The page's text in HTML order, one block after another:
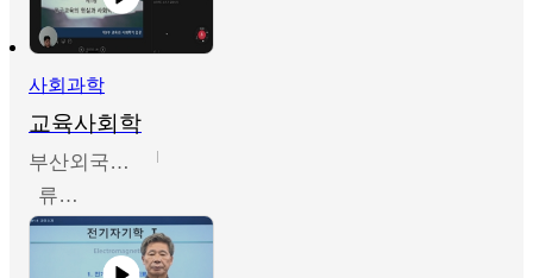
사회과학
교육사회학
부산외국어대학교
류영철